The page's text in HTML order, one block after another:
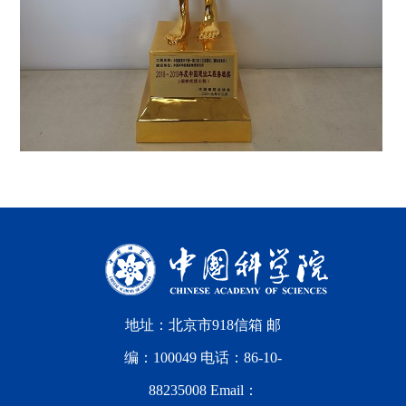
地址：北京市918信箱 邮
编：100049 电话：86-10-
88235008 Email：